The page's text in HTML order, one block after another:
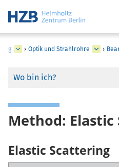
› Optik und Strahlrohre ›
Wo bin ich?
Method:
Elastic Scattering